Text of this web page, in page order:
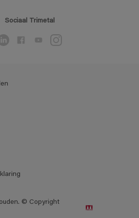
Sociaal Trimetal
© Copyright